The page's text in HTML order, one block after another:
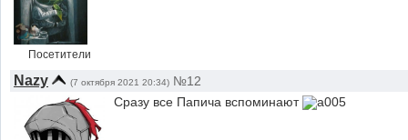
Посетители
Nazy (7 октября 2021 20:34) №12
Сразу все Папича вспоминают